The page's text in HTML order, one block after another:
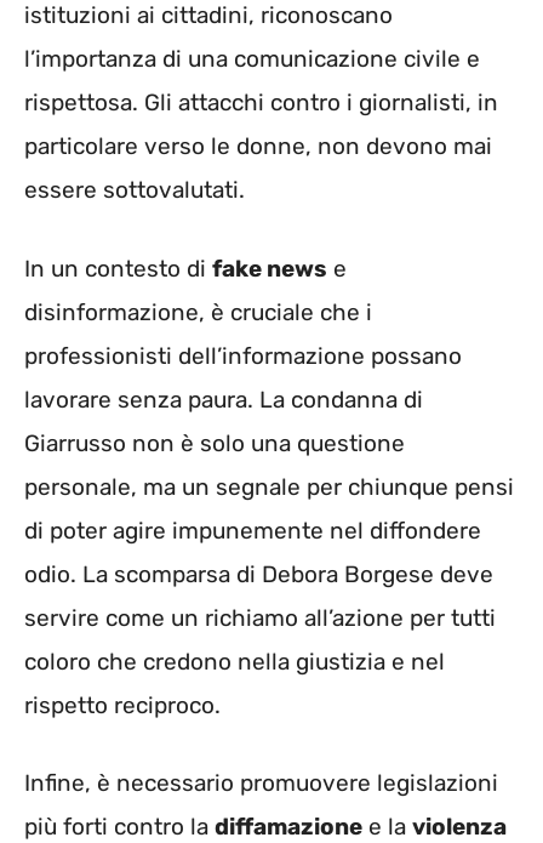
istituzioni ai cittadini, riconoscano
l’importanza di una comunicazione civile e
rispettosa. Gli attacchi contro i giornalisti, in
particolare verso le donne, non devono mai
essere sottovalutati.
In un contesto di fake news e
disinformazione, è cruciale che i
professionisti dell’informazione possano
lavorare senza paura. La condanna di
Giarrusso non è solo una questione
personale, ma un segnale per chiunque pensi
di poter agire impunemente nel diffondere
odio. La scomparsa di Debora Borgese deve
servire come un richiamo all’azione per tutti
coloro che credono nella giustizia e nel
rispetto reciproco.
Infine, è necessario promuovere legislazioni
più forti contro la diffamazione e la violenza